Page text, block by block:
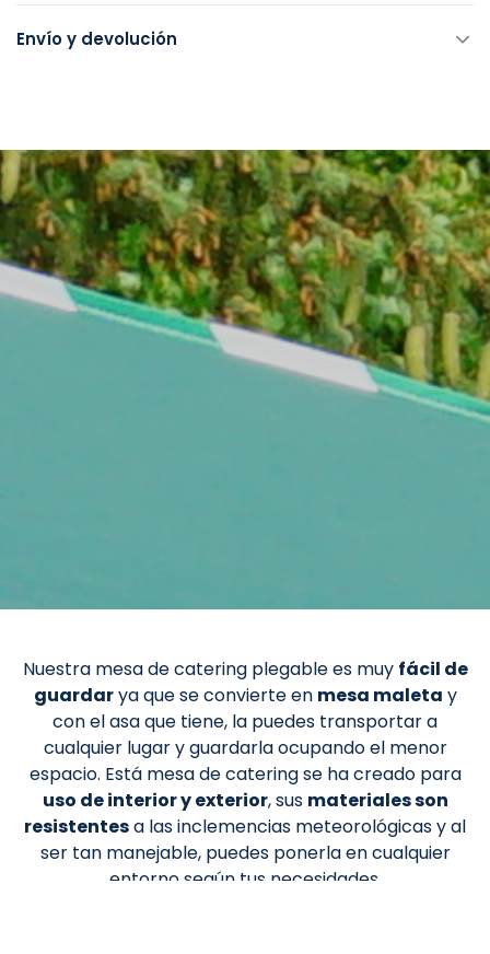
Envío y devolución
Nuestra mesa de catering plegable es muy fácil de
guardarya que se convierte en mesa maleta y
con el asa que tiene, la puedes transportar a
cualquier lugar y guardarla ocupando el menor
espacio. Está mesa de catering se ha creado para
uso de interior y exterior, sus materiales son
resistentesa las inclemencias meteorológicas y al
ser tan manejable, puedes ponerla en cualquier
entorno según tus necesidades.